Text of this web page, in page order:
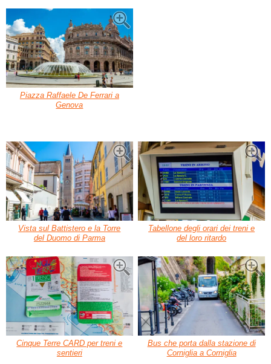
Piazza Raffaele De Ferrari a
Genova
Vista sul Battistero e la Torre
del Duomo di Parma
Tabellone degli orari dei treni e
del loro ritardo
Cinque Terre CARD per treni e
sentieri
Bus che porta dalla stazione di
Corniglia a Corniglia